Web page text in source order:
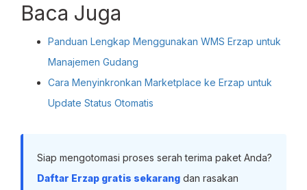
Baca Juga
Panduan Lengkap Menggunakan WMS Erzap untuk
Manajemen Gudang
Cara Menyinkronkan Marketplace ke Erzap untuk
Update Status Otomatis
Siap mengotomasi proses serah terima paket Anda?
Daftar Erzap gratis sekarang dan rasakan